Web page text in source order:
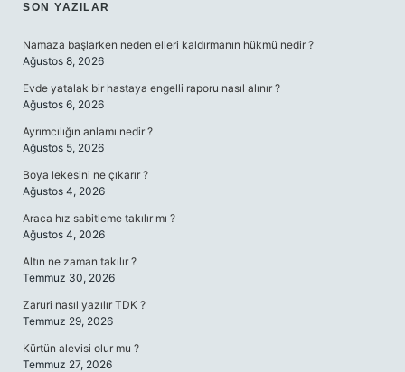
SIDEBAR
SON YAZILAR
Namaza başlarken neden elleri kaldırmanın hükmü nedir ?
Ağustos 8, 2026
Evde yatalak bir hastaya engelli raporu nasıl alınır ?
Ağustos 6, 2026
Ayrımcılığın anlamı nedir ?
Ağustos 5, 2026
Boya lekesini ne çıkarır ?
Ağustos 4, 2026
Araca hız sabitleme takılır mı ?
Ağustos 4, 2026
Altın ne zaman takılır ?
Temmuz 30, 2026
Zaruri nasıl yazılır TDK ?
Temmuz 29, 2026
Kürtün alevisi olur mu ?
Temmuz 27, 2026